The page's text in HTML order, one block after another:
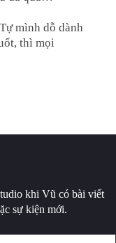
mình dỗ dành
thì mọi
khi Vũ có bài viết
sự kiện mới.